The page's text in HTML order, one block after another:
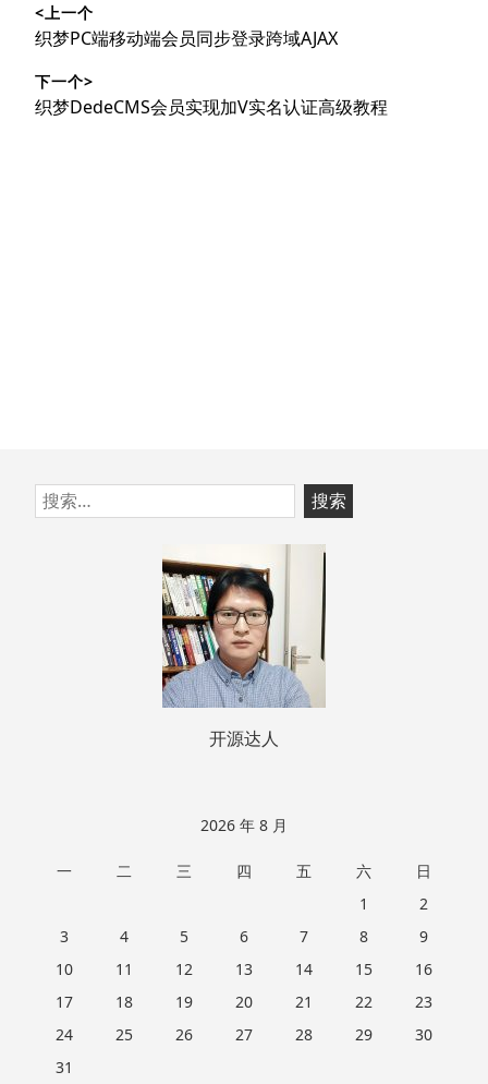
章
导
航
<上一个
上
文
章：
织梦PC端移动端会员同步登录跨域AJAX
下一个>
下
织梦DedeCMS会员实现加V实名认证高级教程
跳
至
搜
索：
开源达人
2026 年 8 月
一 二 三 四 五 六
日
1
2
3
4 5 6 7 8
9
10
11 12 13 14 15
16
17
18 19 20 21 22
23
24
25 26 27 28 29
30
31